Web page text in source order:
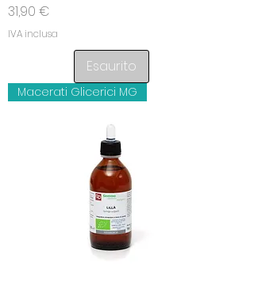
Prezzo
31,90 €
IVA inclusa
Esaurito
Macerati Glicerici MG